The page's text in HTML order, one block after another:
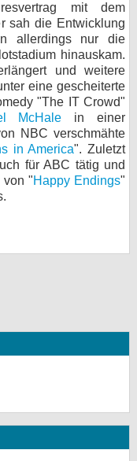
mit dem
sah die Entwicklung
allerdings nur die
hinauskam.
und weitere
eine gescheiterte
"The IT Crowd"
McHale in einer
NBC verschmähte
in America". Zuletzt
für ABC tätig und
von "Happy Endings"